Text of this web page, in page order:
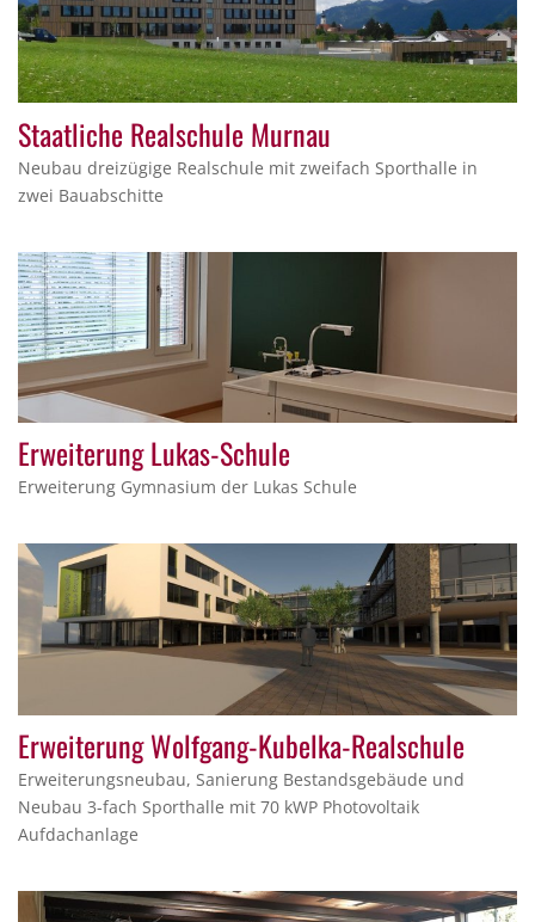
Staatliche Realschule Murnau
Neubau dreizügige Realschule mit zweifach Sporthalle in
zwei Bauabschitte
Erweiterung Lukas-Schule
Erweiterung Gymnasium der Lukas Schule
Erweiterung Wolfgang-Kubelka-Realschule
Erweiterungsneubau, Sanierung Bestandsgebäude und
Neubau 3-fach Sporthalle mit 70 kWP Photovoltaik
Aufdachanlage